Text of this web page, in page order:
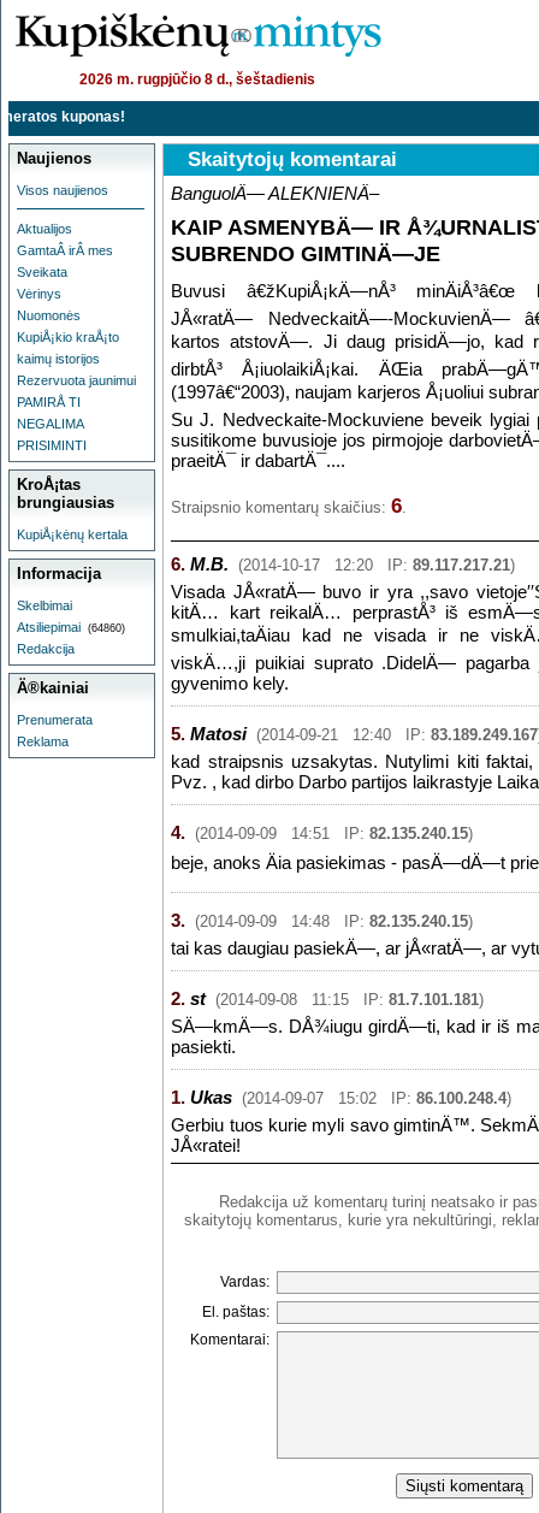
2026 m. rugpjūčio 8 d., šeštadienis
kuponas!
Naujienos
Visos naujienos
Aktualijos
GamtaÂ irÂ mes
Sveikata
Vėrinys
Nuomonės
KupiÅ¡kio kraÅ¡to
kaimų istorijos
Rezervuota jaunimui
PAMIRÅ TI
NEGALIMA
PRISIMINTI
KroÅ¡tas
brungiausias
KupiÅ¡kėnų kertala
Informacija
Skelbimai
Atsiliepimai (64860)
Redakcija
Ä®kainiai
Prenumerata
Reklama
Skaitytojų komentarai
BanguolÄ— ALEKNIENÄ–
KAIP ASMENYBÄ— IR
SUBRENDO GIMTINÄ—JE
Buvusi â€žKupiÅ¡kÄ—nÅ³ minÄiÅ³â€œ
JÅ«ratÄ— NedveckaitÄ—-MockuvienÄ—
kartos atstovÄ—. Ji daug prisidÄ—jo, kad
dirbtÅ³ Å¡iuolaikiÅ¡kai. ÄŒia
(1997â€“2003), naujam karjeros Å¡uoliui
Su J. Nedveckaite-Mockuviene beveik
susitikome buvusioje jos pirmojoje
praeitÄ¯ ir dabartÄ¯....
Straipsnio komentarų skaičius:6.
6.M.B. (2014-10-17 12:20 IP:89.117.217.21)
Visada JÅ«ratÄ— buvo ir yra ,,savo
kitÄ… kart reikalÄ… perprastÅ³ iš
smulkiai,taÄiau kad ne visada ir ne
viskÄ…,ji puikiai suprato .DidelÄ—
gyvenimo kely.
5.Matosi (2014-09-21 12:40 IP:83.189.249.167
kad straipsnis uzsakytas. Nutylimi kiti
Pvz. , kad dirbo Darbo partijos laikrastyje
4. (2014-09-09 14:51 IP:82.135.240.15)
beje, anoks Äia pasiekimas - pasÄ—dÄ—t
3. (2014-09-09 14:48 IP:82.135.240.15)
tai kas daugiau pasiekÄ—, ar jÅ«ratÄ—, ar
2.st (2014-09-08 11:15 IP:81.7.101.181)
SÄ—kmÄ—s. DÅ¾iugu girdÄ—ti, kad ir iš
pasiekti.
1.Ukas (2014-09-07 15:02 IP:86.100.248.4)
Gerbiu tuos kurie myli savo gimtinÄ™.
JÅ«ratei!
Redakcija už komentarų turinį neatsako ir
skaitytojų komentarus, kurie yra nekultūringi,
Vardas:
El. paštas:
Komentarai: